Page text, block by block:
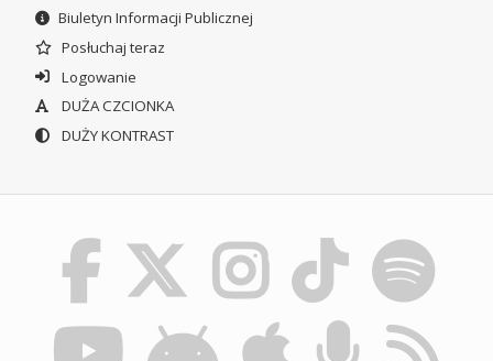
Biuletyn Informacji Publicznej
Posłuchaj teraz
Logowanie
DUŻA CZCIONKA
DUŻY KONTRAST